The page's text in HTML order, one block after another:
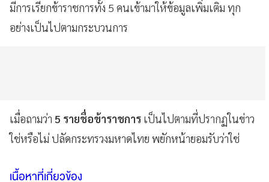
มีการเรียกข้าราชการทั้ง 5 คนเข้ามาให้ข้อมูลเพิ่มเติม ทุก
อย่างเป็นไปตามกระบวนการ
เมื่อถามว่า 5 รายชื่อข้าราชการ เป็นไปตามที่ปรากฏในข่าว
ใช่หรือไม่ ปลัดกระทรวงมหาดไทย พยักหน้ายอมรับว่าใช่
เนื้อหาที่เกี่ยวข้อง